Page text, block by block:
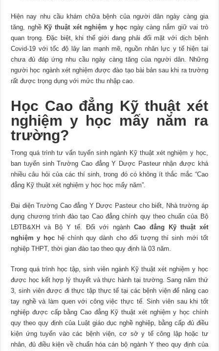
Hiện nay nhu cầu khám chữa bệnh của người dân ngày càng gia
tăng, nghề Kỹ thuật xét nghiệm y học ngày càng nắm giữ vai trò
quan trọng. Đặc biệt, khi thế giới đang phải đối mặt với dịch bệnh
Covid-19 với tốc độ lây lan mạnh mẽ, nguồn nhân lực y tế hiện tại
chưa đủ đáp ứng nhu cầu ngày càng tăng của người dân. Những
người học ngành xét nghiệm được đào tạo bài bản sau khi ra trường
rất được trọng dụng với mức thu nhập cao.
Học Cao đẳng Kỹ thuật xét
nghiệm y học mấy năm ra
trường?
Trong quá trình tư vấn tuyển sinh ngành Kỹ thuật xét nghiệm y học,
ban tuyển sinh Trường Cao đẳng Y Dược Pasteur nhận được khá
nhiều câu hỏi của các thí sinh, trong đó có không ít thắc mắc “Cao
đẳng Kỹ thuật xét nghiệm y học học mấy năm”.
Đại diện Trường Cao đẳng Y Dược Pasteur cho biết, Nhà trường áp
dụng chương trình đào tạo Cao đẳng chính quy theo chuẩn của Bộ
LĐTB&XH và Bộ Y tế. Đối với ngành Cao đẳng Kỹ thuật xét
nghiệm y họchệ chính quy dành cho đối tượng thí sinh mới tốt
nghiệp THPT, thời gian đào tạo theo quy định là 03 năm.
Trong quá trình học tập, sinh viên ngành Kỹ thuật xét nghiệm y học
được học kết hợp lý thuyết và thực hành tại trường. Sang năm thứ
3, sinh viên được đi thực tập thực tế tại các bệnh viện để nâng cao
tay nghề và làm quen với công việc thực tế. Sinh viên sau khi tốt
nghiệp được cấp bằng Cao đẳng Kỹ thuật xét nghiệm y học chính
quy theo quy định của Luật giáo dục nghề nghiệp, bằng cấp đủ điều
kiện ứng tuyển vào các bệnh viện, cơ sở y tế công lập hoặc tư
nhân, đủ điều kiện về chuẩn hóa cán bộ ngành Y theo quy định của